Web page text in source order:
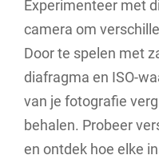
Experimenteer met
camera om
Door te spelen met
diafragma en ISO-
van je fotografie
behalen. Probeer
en ontdek hoe elke